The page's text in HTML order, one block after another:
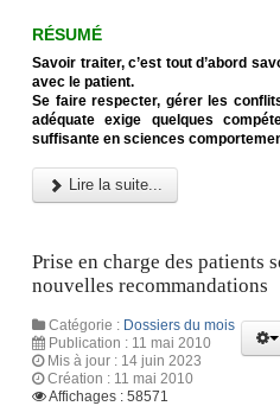
RÉSUMÉ
Savoir traiter, c’est tout d’abord
avec le patient.
Se faire respecter, gérer les
adéquate exige quelques
suffisante en sciences
Lire la suite...
Prise en charge des patients
nouvelles recommandations
Catégorie : Dossiers du mois
Publication : 11 mai 2010
Mis à jour : 14 juin 2023
Création : 11 mai 2010
Affichages : 58571